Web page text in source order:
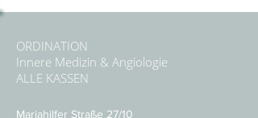
ORDINATION
Innere Medizin & Angiologie
ALLE KASSEN
Mariahilfer Straße 27/10